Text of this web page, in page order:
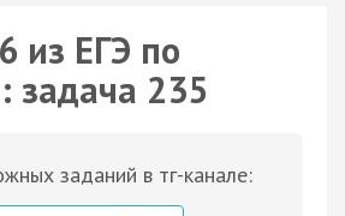
из ЕГЭ по
задача 235
заданий в тг-канале: